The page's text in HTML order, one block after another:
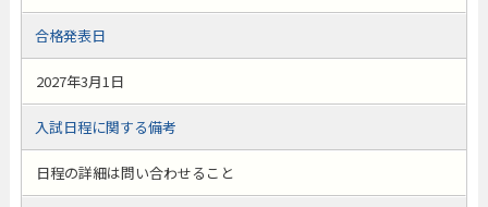
合格発表日
2027年3月1日
入試日程に関する備考
日程の詳細は問い合わせること